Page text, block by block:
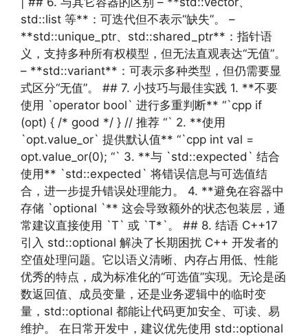
std::list 等**：可迭代但不表示“缺失”。 –
**std::unique_ptr、std::shared_ptr**：指针语
义，支持多种所有权模型，但无法直观表达“无值”。
– **std::variant**：可表示多种类型，但仍需要显
式区分“无值”。 ## 7. 小技巧与最佳实践 1. **不要
使用 `operator bool` 进行多重判断** “`cpp if
(opt) { /* good */ } // 推荐 “` 2. **使用
`opt.value_or` 提供默认值** “`cpp int val =
opt.value_or(0); “` 3. **与 `std::expected` 结合
使用** `std::expected` 将错误信息与可选值结
合，进一步提升错误处理能力。 4. **避免在容器中
存储 `optional `** 这会导致额外的状态包装层，通
常建议直接使用 `T` 或 `T*`。 ## 8. 结语 C++17
引入 std::optional 解决了长期困扰 C++ 开发者的
空值处理问题。它以语义清晰、内存占用低、性能
优秀的特点，成为标准化的“可选值”实现。无论是函
数返回值、成员变量，还是业务逻辑中的临时变
量，std::optional 都能让代码更加安全、可读、易
维护。 在日常开发中，建议优先使用 std::optional